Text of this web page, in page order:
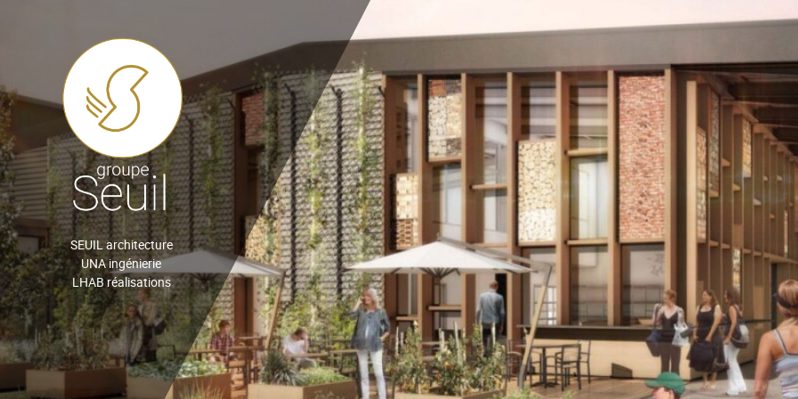
SEUIL architecture
UNA ingénierie
LHAB réalisations